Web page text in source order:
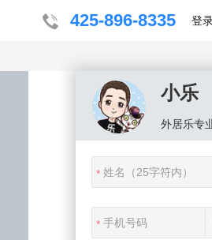
425-896-8335 登
小乐
外居乐专